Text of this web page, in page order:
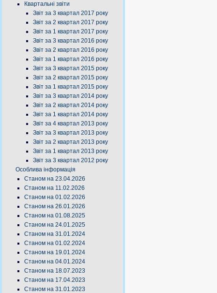
Квартальні звіти
Звіт за 3 квартал 2017 року
Звіт за 2 квартал 2017 року
Звіт за 1 квартал 2017 року
Звіт за 3 квартал 2016 року
Звіт за 2 квартал 2016 року
Звіт за 1 квартал 2016 року
Звіт за 3 квартал 2015 року
Звіт за 2 квартал 2015 року
Звіт за 1 квартал 2015 року
Звіт за 3 квартал 2014 року
Звіт за 2 квартал 2014 року
Звіт за 1 квартал 2014 року
Звіт за 4 квартал 2013 року
Звіт за 3 квартал 2013 року
Звіт за 2 квартал 2013 року
Звіт за 1 квартал 2013 року
Звіт за 3 квартал 2012 року
Особлива інформація
Станом на 23.04.2026
Станом на 11.02.2026
Станом на 01.02.2026
Станом на 26.01.2026
Станом на 01.08.2025
Станом на 24.01.2025
Станом на 31.01.2024
Станом на 01.02.2024
Станом на 19.01.2024
Станом на 04.01.2024
Станом на 18.07.2023
Станом на 17.04.2023
Станом на 31.01.2023